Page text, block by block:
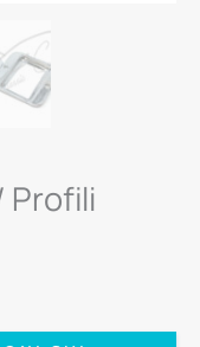
Profili